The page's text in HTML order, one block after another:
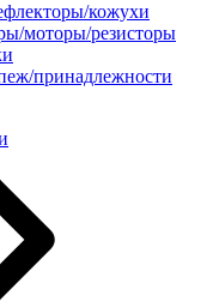
кожухи
моторы/резисторы
принадлежности